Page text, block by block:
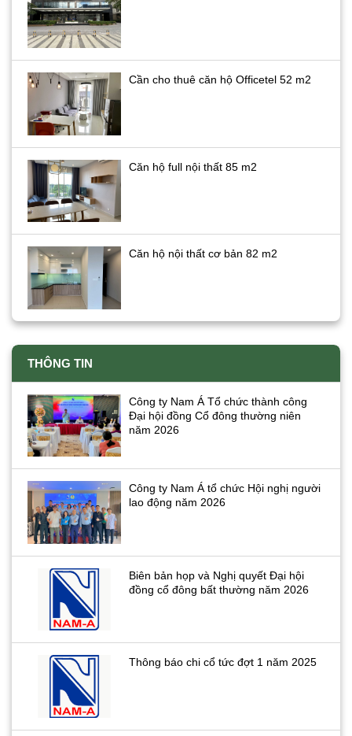
Cần cho thuê căn hộ Officetel 52 m2
Căn hộ full nội thất 85 m2
Căn hộ nội thất cơ bản 82 m2
THÔNG TIN
Công ty Nam Á Tổ chức thành công
Đại hội đồng Cổ đông thường niên
năm 2026
Công ty Nam Á tổ chức Hội nghị người
lao động năm 2026
Biên bản họp và Nghị quyết Đại hội
đồng cổ đông bất thường năm 2026
Thông báo chi cổ tức đợt 1 năm 2025